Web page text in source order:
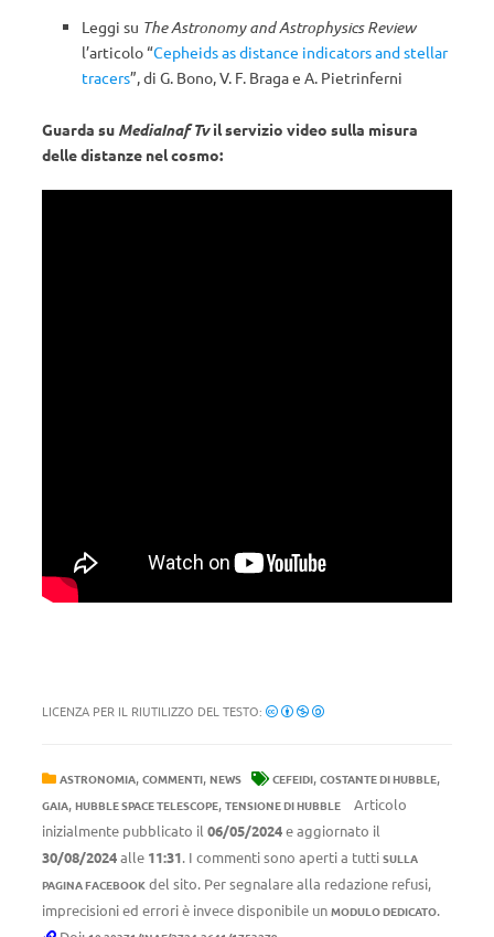
Leggi su The Astronomy and Astrophysics Review
l’articolo “Cepheids as distance indicators and stellar
tracers”, di G. Bono, V. F. Braga e A. Pietrinferni
Guarda su MediaInaf Tvil servizio video sulla misura
delle distanze nel cosmo:
LICENZA PER IL RIUTILIZZO DEL TESTO:
ASTRONOMIA, COMMENTI, NEWS CEFEIDI, COSTANTE DI HUBBLE,
GAIA, HUBBLE SPACE TELESCOPE, TENSIONE DI HUBBLE
Articolo
inizialmente pubblicato il 06/05/2024e aggiornato il
30/08/2024alle 11:31. I commenti sono aperti a tutti SULLA
PAGINA FACEBOOK del sito. Per segnalare alla redazione refusi,
imprecisioni ed errori è invece disponibile un MODULO DEDICATO.